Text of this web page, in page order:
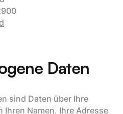
Daten
sind Daten über Ihre
Ihren Namen, Ihre Adresse